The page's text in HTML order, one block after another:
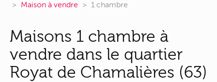
Maison à vendre
1 chambre
Maisons 1 chambre à
vendre dans le quartier
Royat de Chamalières (63)